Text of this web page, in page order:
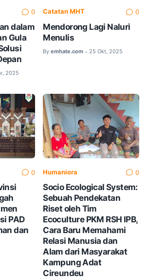
0
dalam
Gula
2025
Catatan MHT 0
Mendorong Lagi Naluri
Menulis
By emhate.com • 25 Okt, 2025
0
PAD
dan
Humaniora 0
Socio Ecological System:
Sebuah Pendekatan
Riset oleh Tim
Ecoculture PKM RSH IPB,
Cara Baru Memahami
Relasi Manusia dan
Alam dari Masyarakat
Kampung Adat
Cireundeu